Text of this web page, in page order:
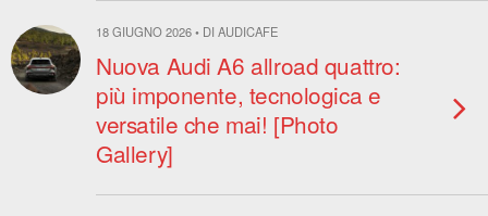
18 GIUGNO 2026 • DI AUDICAFE
Nuova Audi A6 allroad quattro:
più imponente, tecnologica e
versatile che mai! [Photo
Gallery]